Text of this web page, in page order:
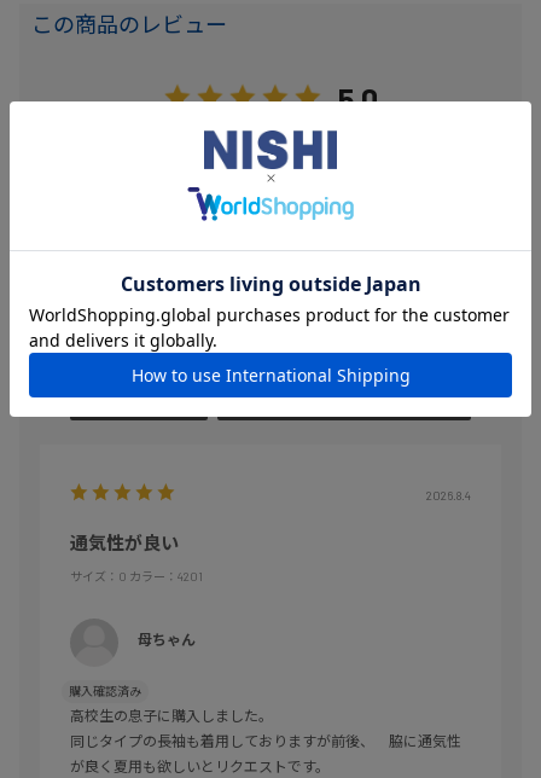
この商品のレビュー
5.0
レビュー件数：3
絞り込み 表示：新しい順
2026.8.4
通気性が良い
サイズ：O カラー：4201
母ちゃん
購入確認済み
高校生の息子に購入しました。
同じタイプの長袖も着用しておりますが前後、 脇に通気性
が良く夏用も欲しいとリクエストです。